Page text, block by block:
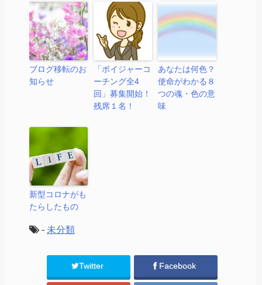
ブログ移転のお
知らせ
「ボイジャーコ
ーチング全4
回」募集開始！
残席１名！
あなたは何色？
使命がわかる８
つの魂・色の意
味
新型コロナがも
たらしたもの
- 未分類
Twitter Facebook